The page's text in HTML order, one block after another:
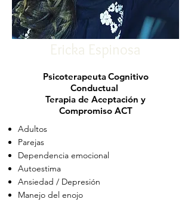
Ericka Espinosa
PsicoterapeutaCognitivo
Conductual
Terapia de Aceptación y
Compromiso ACT
Adultos
Parejas
Dependencia emocional
Autoestima
Ansiedad / Depresión
Manejo del enojo